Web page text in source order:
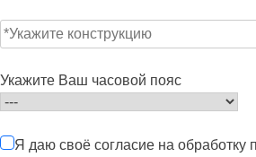
Укажите Ваш часовой пояс
Я даю своё согласие на обработку